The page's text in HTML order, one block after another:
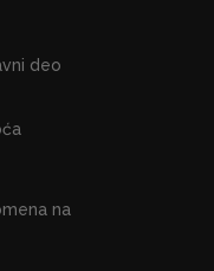
deo
na